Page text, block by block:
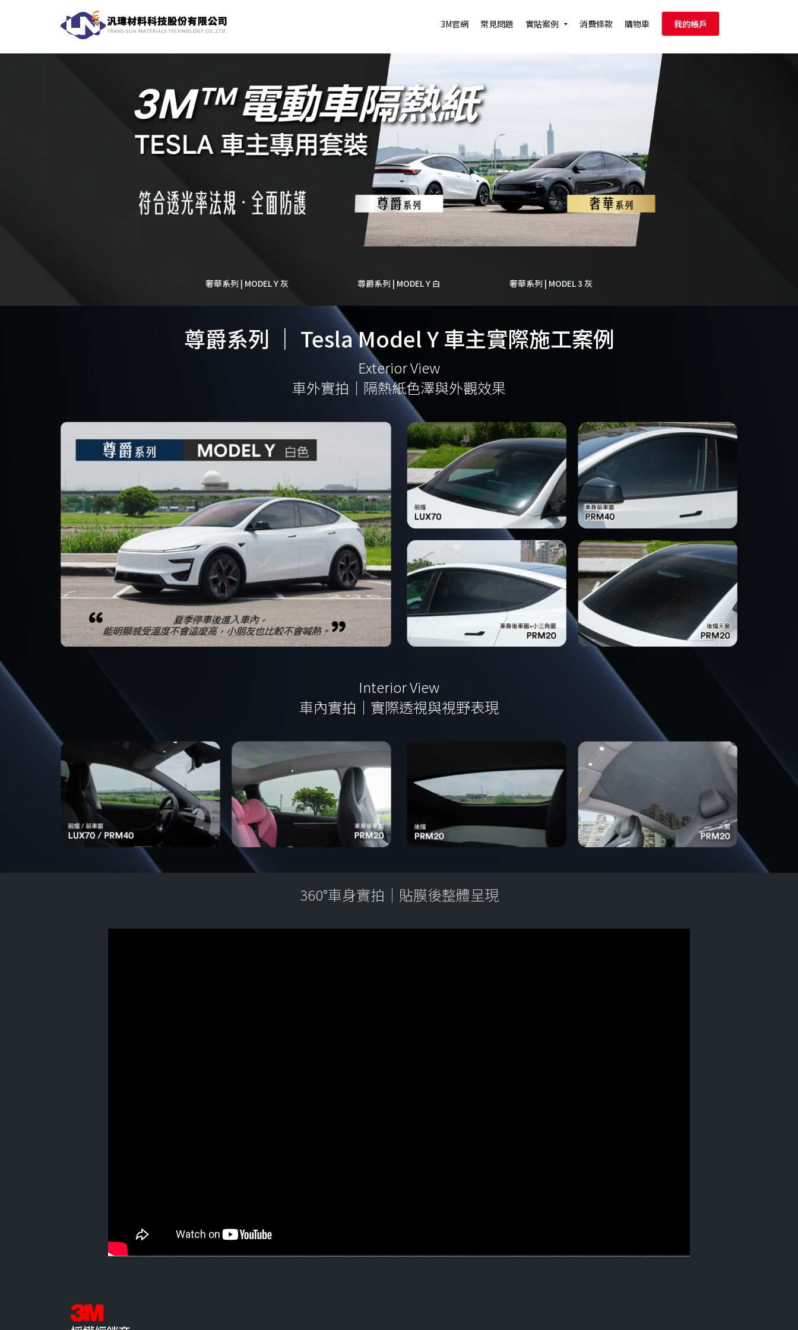
3M官網 常見問題 實貼案例 消費條款 購物車 我的帳戶
奢華系列 | MODEL Y 灰 尊爵系列 | MODEL Y 白 奢華系列 | MODEL 3 灰
尊爵系列 ｜ Tesla Model Y 車主實際施工案例
Exterior View
車外實拍｜隔熱紙色澤與外觀效果
Interior View
車內實拍｜實際透視與視野表現
360°車身實拍｜貼膜後整體呈現